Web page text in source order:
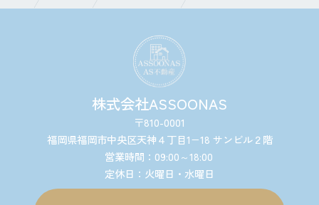
株式会社ASSOONAS
〒810-0001
福岡県福岡市中央区天神４丁目1−18 サンビル２階
営業時間：09:00～18:00
定休日：火曜日・水曜日